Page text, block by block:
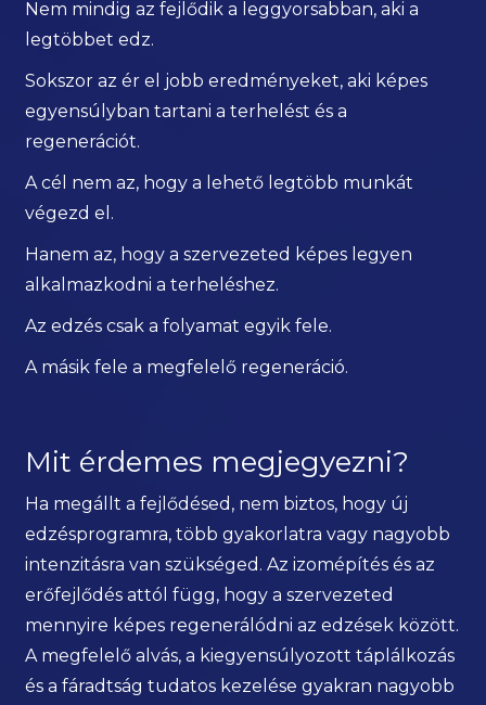
Nem mindig az fejlődik a leggyorsabban, aki a
legtöbbet edz.
Sokszor az ér el jobb eredményeket, aki képes
egyensúlyban tartani a terhelést és a
regenerációt.
A cél nem az, hogy a lehető legtöbb munkát
végezd el.
Hanem az, hogy a szervezeted képes legyen
alkalmazkodni a terheléshez.
Az edzés csak a folyamat egyik fele.
A másik fele a megfelelő regeneráció.
Mit érdemes megjegyezni?
Ha megállt a fejlődésed, nem biztos, hogy új
edzésprogramra, több gyakorlatra vagy nagyobb
intenzitásra van szükséged. Az izomépítés és az
erőfejlődés attól függ, hogy a szervezeted
mennyire képes regenerálódni az edzések között.
A megfelelő alvás, a kiegyensúlyozott táplálkozás
és a fáradtság tudatos kezelése gyakran nagyobb